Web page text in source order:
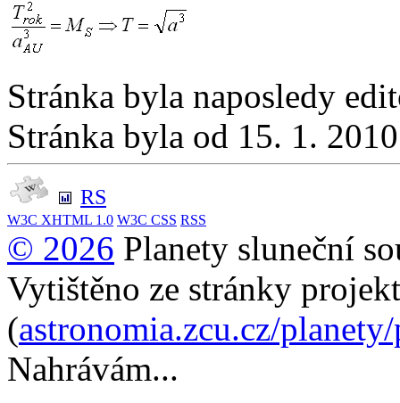
Stránka byla naposledy
Stránka byla od 15. 1.
RS
W3C XHTML 1.0 W3C CSS RSS
© 2026 Planety sluneční
Vytištěno ze stránky
(astronomia.zcu.cz/
Nahrávám...